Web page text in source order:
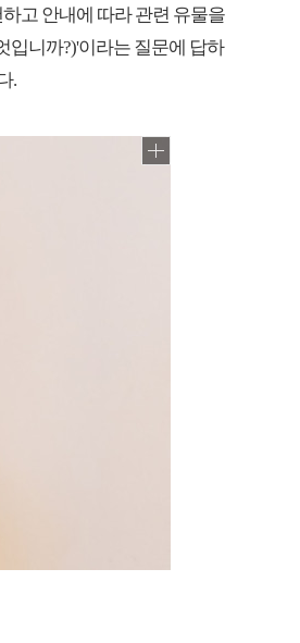
고 안내에 따라 관련 유물을
입니까?)'이라는 질문에 답하
.